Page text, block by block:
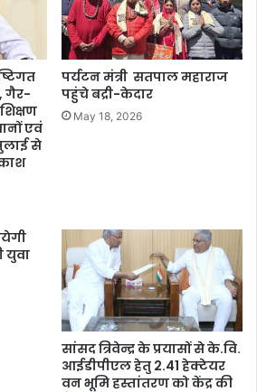
गैर-
एवं
से
पर्यटन मंत्री सतपाल महाराज
पहुंचे बद्री-केदार
May 18, 2026
युवा
सांसद त्रिवेन्द्र के प्रयासों से के.वि.
आईडीपीएल हेतु 2.41 हेक्टेयर
वन भूमि हस्तांतरण को केंद्र की